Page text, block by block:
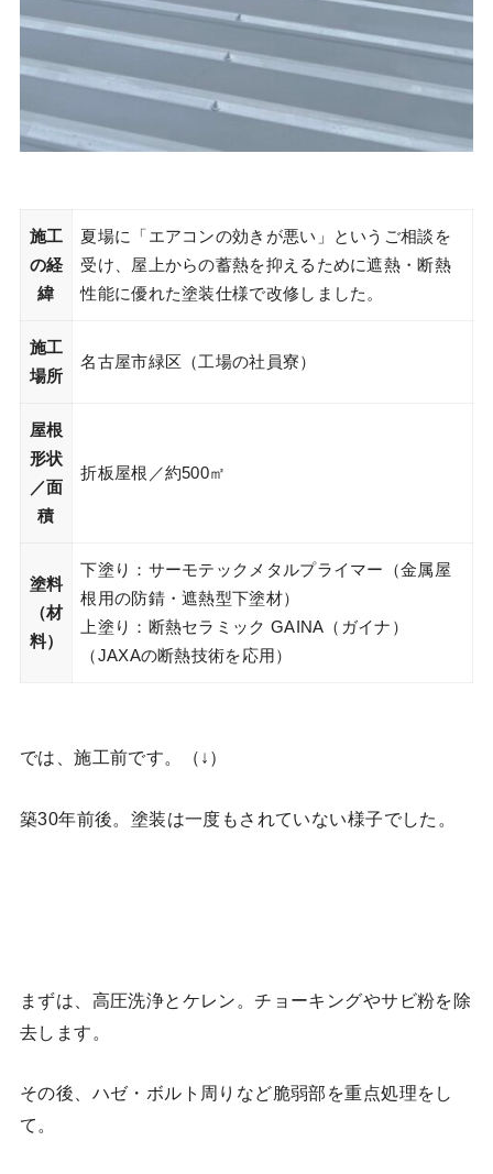
施工
の経
緯
夏場に「エアコンの効きが悪い」というご相談を
受け、屋上からの蓄熱を抑えるために遮熱・断熱
性能に優れた塗装仕様で改修しました。
施工
場所
名古屋市緑区（工場の社員寮）
屋根
形状
／面
積
折板屋根／約500㎡
塗料
（材
料）
下塗り：サーモテックメタルプライマー（金属屋
根用の防錆・遮熱型下塗材）
上塗り：断熱セラミック GAINA（ガイナ）
（JAXAの断熱技術を応用）
では、施工前です。（↓）
築30年前後。塗装は一度もされていない様子でした。
まずは、高圧洗浄とケレン。チョーキングやサビ粉を除
去します。
その後、ハゼ・ボルト周りなど脆弱部を重点処理をし
て。